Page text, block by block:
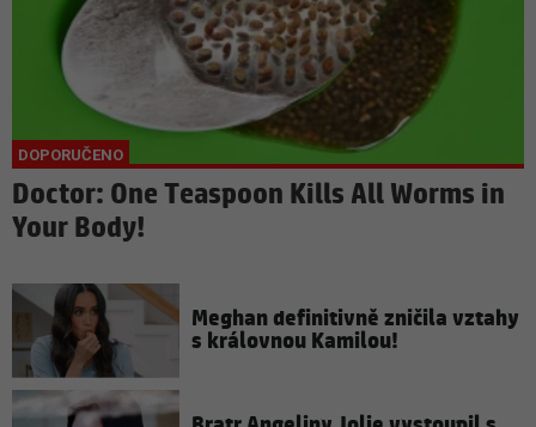
Doctor: One Teaspoon Kills All Worms in
Your Body!
Meghan definitivně zničila vztahy
s královnou Kamilou!